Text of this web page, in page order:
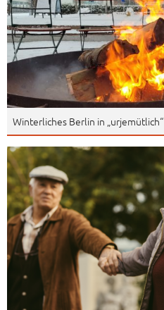
Winterliches Berlin in „urjemütlich“